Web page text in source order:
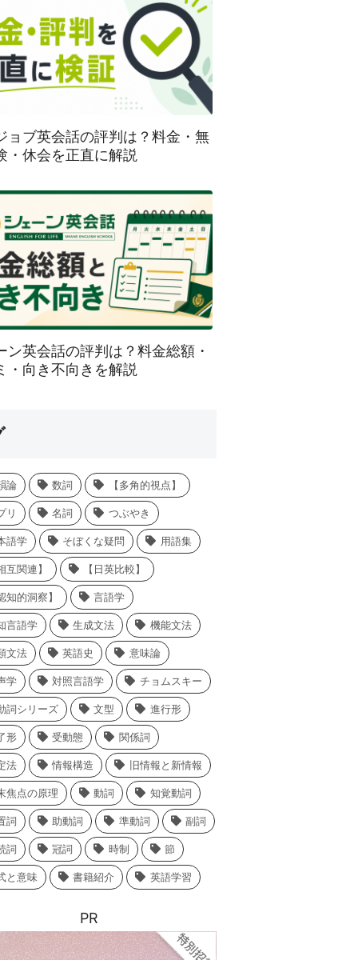
ョブ英会話の評判は？料金・無
・休会を正直に解説
ン英会話の評判は？料金総額・
・向き不向きを解説
論 数詞 【多角的視点】
リ 名詞 つぶやき
語学 そぼくな疑問 用語集
互関連】 【日英比較】
知的洞察】 言語学
言語学 生成文法 機能文法
文法 英語史 意味論
学 対照言語学 チョムスキー
詞シリーズ 文型 進行形
形 受動態 関係詞
法 情報構造 旧情報と新情報
焦点の原理 動詞 知覚動詞
詞 助動詞 準動詞 副詞
詞 冠詞 時制 節
と意味 書籍紹介 英語学習
PR